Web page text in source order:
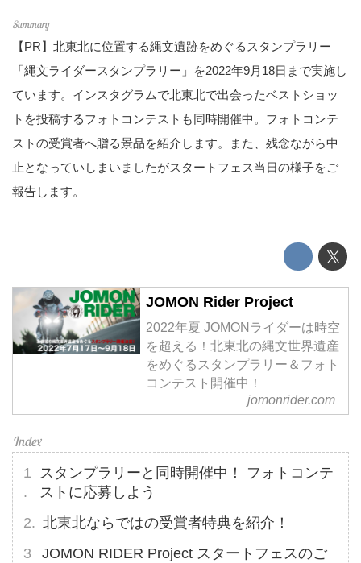
【PR】北東北に位置する縄文遺跡をめぐるスタンプラリー
「縄文ライダースタンプラリー」を2022年9月18日まで実施し
ています。インスタグラムで北東北で出会ったベストショッ
トを投稿するフォトコンテストも同時開催中。フォトコンテ
ストの受賞者へ贈る景品を紹介します。また、残念ながら中
止となっていしまいましたがスタートフェス当日の様子をご
報告します。
JOMON Rider Project
2022年夏 JOMONライダーは時空
を超える！北東北の縄文世界遺産
をめぐるスタンプラリー＆フォト
コンテスト開催中！
jomonrider.com
スタンプラリーと同時開催中！ フォトコンテ
ストに応募しよう
北東北ならではの受賞者特典を紹介！
JOMON RIDER Project スタートフェスのご